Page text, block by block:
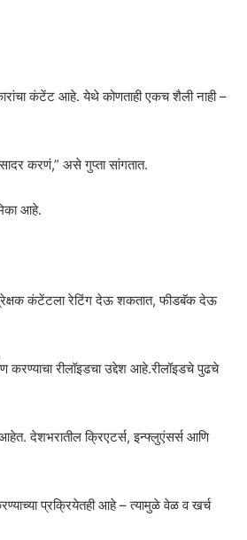
कंटेंट आहे. येथे कोणताही एकच शैली नाही –
करणं,” असे गुप्ता सांगतात.
आहे.
प्रेक्षक कंटेंटला रेटिंग देऊ शकतात, फीडबॅक देऊ
करण्याचा रीलॉइडचा उद्देश आहे.रीलॉइडचे पुढचे
देशभरातील क्रिएटर्स, इन्फ्लुएंसर्स आणि
प्रक्रियेतही आहे – त्यामुळे वेळ व खर्च